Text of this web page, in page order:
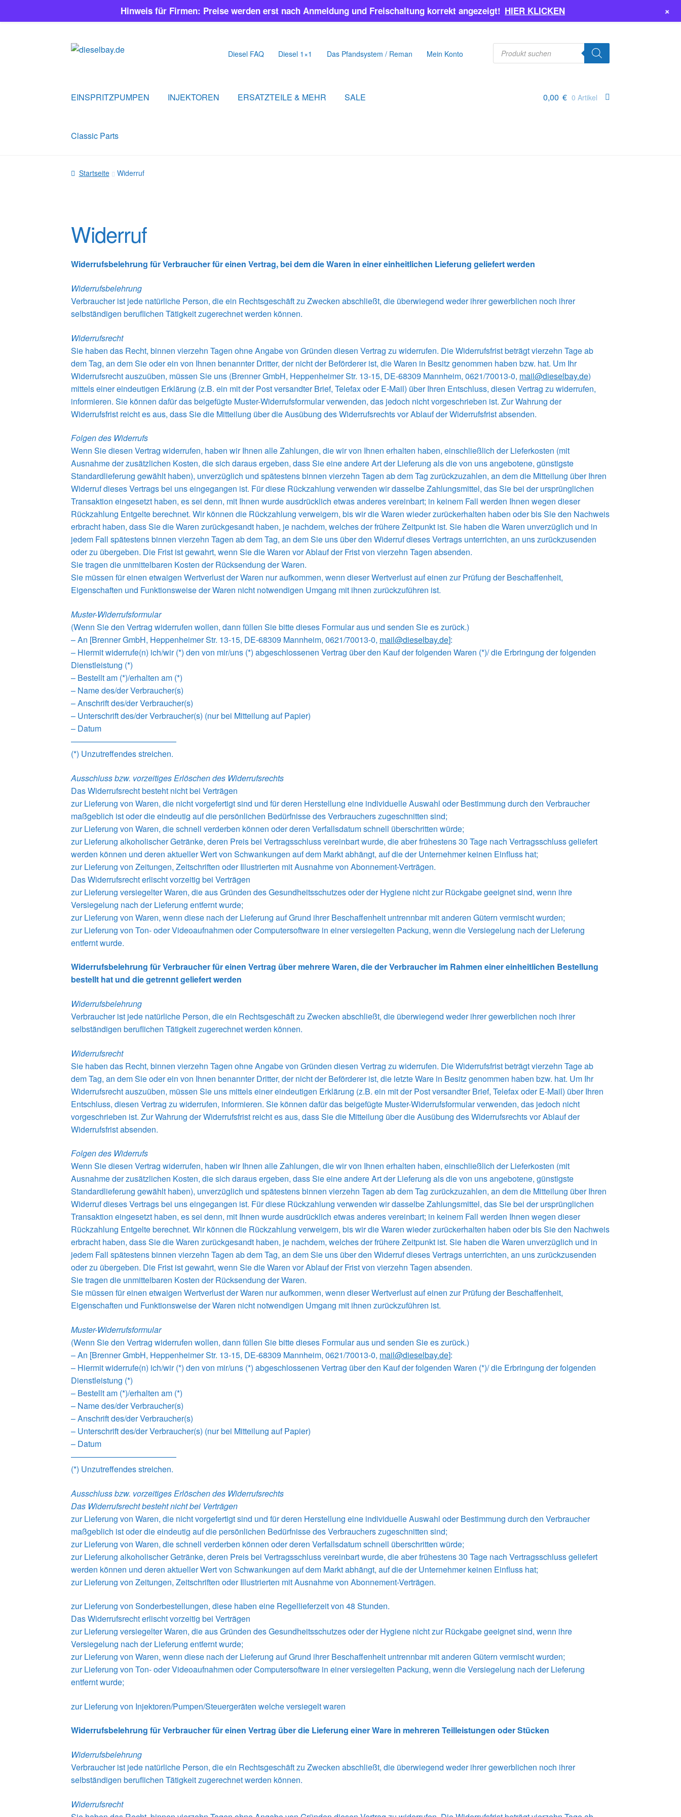
Zur
Zum
Diesel FAQ Diesel 1×1 Das Pfandsystem / Reman Mein Konto
Products
search
EINSPRITZPUMPEN INJEKTOREN ERSATZTEILE & MEHR SALE
Classic Parts
0,00 € 0 Artikel
Startseite Widerruf
Widerruf
Widerrufsbelehrung für Verbraucher für einen Vertrag, bei dem die Waren in einer einheitlichen Lieferung geliefert werden
Widerrufsbelehrung
Verbraucher ist jede natürliche Person, die ein Rechtsgeschäft zu Zwecken abschließt, die überwiegend weder ihrer gewerblichen noch ihrer
selbständigen beruflichen Tätigkeit zugerechnet werden können.
Widerrufsrecht
Sie haben das Recht, binnen vierzehn Tagen ohne Angabe von Gründen diesen Vertrag zu widerrufen. Die Widerrufsfrist beträgt vierzehn Tage ab
dem Tag, an dem Sie oder ein von Ihnen benannter Dritter, der nicht der Beförderer ist, die Waren in Besitz genommen haben bzw. hat. Um Ihr
Widerrufsrecht auszuüben, müssen Sie uns (Brenner GmbH, Heppenheimer Str. 13-15, DE-68309 Mannheim, 0621/70013-0, mail@dieselbay.de)
mittels einer eindeutigen Erklärung (z.B. ein mit der Post versandter Brief, Telefax oder E-Mail) über Ihren Entschluss, diesen Vertrag zu widerrufen,
informieren. Sie können dafür das beigefügte Muster-Widerrufsformular verwenden, das jedoch nicht vorgeschrieben ist. Zur Wahrung der
Widerrufsfrist reicht es aus, dass Sie die Mitteilung über die Ausübung des Widerrufsrechts vor Ablauf der Widerrufsfrist absenden.
Folgen des Widerrufs
Wenn Sie diesen Vertrag widerrufen, haben wir Ihnen alle Zahlungen, die wir von Ihnen erhalten haben, einschließlich der Lieferkosten (mit
Ausnahme der zusätzlichen Kosten, die sich daraus ergeben, dass Sie eine andere Art der Lieferung als die von uns angebotene, günstigste
Standardlieferung gewählt haben), unverzüglich und spätestens binnen vierzehn Tagen ab dem Tag zurückzuzahlen, an dem die Mitteilung über Ihren
Widerruf dieses Vertrags bei uns eingegangen ist. Für diese Rückzahlung verwenden wir dasselbe Zahlungsmittel, das Sie bei der ursprünglichen
Transaktion eingesetzt haben, es sei denn, mit Ihnen wurde ausdrücklich etwas anderes vereinbart; in keinem Fall werden Ihnen wegen dieser
Rückzahlung Entgelte berechnet. Wir können die Rückzahlung verweigern, bis wir die Waren wieder zurückerhalten haben oder bis Sie den Nachweis
erbracht haben, dass Sie die Waren zurückgesandt haben, je nachdem, welches der frühere Zeitpunkt ist. Sie haben die Waren unverzüglich und in
jedem Fall spätestens binnen vierzehn Tagen ab dem Tag, an dem Sie uns über den Widerruf dieses Vertrags unterrichten, an uns zurückzusenden
oder zu übergeben. Die Frist ist gewahrt, wenn Sie die Waren vor Ablauf der Frist von vierzehn Tagen absenden.
Sie tragen die unmittelbaren Kosten der Rücksendung der Waren.
Sie müssen für einen etwaigen Wertverlust der Waren nur aufkommen, wenn dieser Wertverlust auf einen zur Prüfung der Beschaffenheit,
Eigenschaften und Funktionsweise der Waren nicht notwendigen Umgang mit ihnen zurückzuführen ist.
Muster-Widerrufsformular
(Wenn Sie den Vertrag widerrufen wollen, dann füllen Sie bitte dieses Formular aus und senden Sie es zurück.)
– An [Brenner GmbH, Heppenheimer Str. 13-15, DE-68309 Mannheim, 0621/70013-0, mail@dieselbay.de]:
– Hiermit widerrufe(n) ich/wir (*) den von mir/uns (*) abgeschlossenen Vertrag über den Kauf der folgenden Waren (*)/ die Erbringung der folgenden
Dienstleistung (*)
– Bestellt am (*)/erhalten am (*)
– Name des/der Verbraucher(s)
– Anschrift des/der Verbraucher(s)
– Unterschrift des/der Verbraucher(s) (nur bei Mitteilung auf Papier)
– Datum
—————————————
(*) Unzutreffendes streichen.
Ausschluss bzw. vorzeitiges Erlöschen des Widerrufsrechts
Das Widerrufsrecht besteht nicht bei Verträgen
zur Lieferung von Waren, die nicht vorgefertigt sind und für deren Herstellung eine individuelle Auswahl oder Bestimmung durch den Verbraucher
maßgeblich ist oder die eindeutig auf die persönlichen Bedürfnisse des Verbrauchers zugeschnitten sind;
zur Lieferung von Waren, die schnell verderben können oder deren Verfallsdatum schnell überschritten würde;
zur Lieferung alkoholischer Getränke, deren Preis bei Vertragsschluss vereinbart wurde, die aber frühestens 30 Tage nach Vertragsschluss geliefert
werden können und deren aktueller Wert von Schwankungen auf dem Markt abhängt, auf die der Unternehmer keinen Einfluss hat;
zur Lieferung von Zeitungen, Zeitschriften oder Illustrierten mit Ausnahme von Abonnement-Verträgen.
Das Widerrufsrecht erlischt vorzeitig bei Verträgen
zur Lieferung versiegelter Waren, die aus Gründen des Gesundheitsschutzes oder der Hygiene nicht zur Rückgabe geeignet sind, wenn ihre
Versiegelung nach der Lieferung entfernt wurde;
zur Lieferung von Waren, wenn diese nach der Lieferung auf Grund ihrer Beschaffenheit untrennbar mit anderen Gütern vermischt wurden;
zur Lieferung von Ton- oder Videoaufnahmen oder Computersoftware in einer versiegelten Packung, wenn die Versiegelung nach der Lieferung
entfernt wurde.
Widerrufsbelehrung für Verbraucher für einen Vertrag über mehrere Waren, die der Verbraucher im Rahmen einer einheitlichen Bestellung
bestellt hat und die getrennt geliefert werden
Widerrufsbelehrung
Verbraucher ist jede natürliche Person, die ein Rechtsgeschäft zu Zwecken abschließt, die überwiegend weder ihrer gewerblichen noch ihrer
selbständigen beruflichen Tätigkeit zugerechnet werden können.
Widerrufsrecht
Sie haben das Recht, binnen vierzehn Tagen ohne Angabe von Gründen diesen Vertrag zu widerrufen. Die Widerrufsfrist beträgt vierzehn Tage ab
dem Tag, an dem Sie oder ein von Ihnen benannter Dritter, der nicht der Beförderer ist, die letzte Ware in Besitz genommen haben bzw. hat. Um Ihr
Widerrufsrecht auszuüben, müssen Sie uns mittels einer eindeutigen Erklärung (z.B. ein mit der Post versandter Brief, Telefax oder E-Mail) über Ihren
Entschluss, diesen Vertrag zu widerrufen, informieren. Sie können dafür das beigefügte Muster-Widerrufsformular verwenden, das jedoch nicht
vorgeschrieben ist. Zur Wahrung der Widerrufsfrist reicht es aus, dass Sie die Mitteilung über die Ausübung des Widerrufsrechts vor Ablauf der
Widerrufsfrist absenden.
Folgen des Widerrufs
Wenn Sie diesen Vertrag widerrufen, haben wir Ihnen alle Zahlungen, die wir von Ihnen erhalten haben, einschließlich der Lieferkosten (mit
Ausnahme der zusätzlichen Kosten, die sich daraus ergeben, dass Sie eine andere Art der Lieferung als die von uns angebotene, günstigste
Standardlieferung gewählt haben), unverzüglich und spätestens binnen vierzehn Tagen ab dem Tag zurückzuzahlen, an dem die Mitteilung über Ihren
Widerruf dieses Vertrags bei uns eingegangen ist. Für diese Rückzahlung verwenden wir dasselbe Zahlungsmittel, das Sie bei der ursprünglichen
Transaktion eingesetzt haben, es sei denn, mit Ihnen wurde ausdrücklich etwas anderes vereinbart; in keinem Fall werden Ihnen wegen dieser
Rückzahlung Entgelte berechnet. Wir können die Rückzahlung verweigern, bis wir die Waren wieder zurückerhalten haben oder bis Sie den Nachweis
erbracht haben, dass Sie die Waren zurückgesandt haben, je nachdem, welches der frühere Zeitpunkt ist. Sie haben die Waren unverzüglich und in
jedem Fall spätestens binnen vierzehn Tagen ab dem Tag, an dem Sie uns über den Widerruf dieses Vertrags unterrichten, an uns zurückzusenden
oder zu übergeben. Die Frist ist gewahrt, wenn Sie die Waren vor Ablauf der Frist von vierzehn Tagen absenden.
Sie tragen die unmittelbaren Kosten der Rücksendung der Waren.
Sie müssen für einen etwaigen Wertverlust der Waren nur aufkommen, wenn dieser Wertverlust auf einen zur Prüfung der Beschaffenheit,
Eigenschaften und Funktionsweise der Waren nicht notwendigen Umgang mit ihnen zurückzuführen ist.
Muster-Widerrufsformular
(Wenn Sie den Vertrag widerrufen wollen, dann füllen Sie bitte dieses Formular aus und senden Sie es zurück.)
– An [Brenner GmbH, Heppenheimer Str. 13-15, DE-68309 Mannheim, 0621/70013-0, mail@dieselbay.de]:
– Hiermit widerrufe(n) ich/wir (*) den von mir/uns (*) abgeschlossenen Vertrag über den Kauf der folgenden Waren (*)/ die Erbringung der folgenden
Dienstleistung (*)
– Bestellt am (*)/erhalten am (*)
– Name des/der Verbraucher(s)
– Anschrift des/der Verbraucher(s)
– Unterschrift des/der Verbraucher(s) (nur bei Mitteilung auf Papier)
– Datum
—————————————
(*) Unzutreffendes streichen.
Ausschluss bzw. vorzeitiges Erlöschen des Widerrufsrechts
Das Widerrufsrecht besteht nicht bei Verträgen
zur Lieferung von Waren, die nicht vorgefertigt sind und für deren Herstellung eine individuelle Auswahl oder Bestimmung durch den Verbraucher
maßgeblich ist oder die eindeutig auf die persönlichen Bedürfnisse des Verbrauchers zugeschnitten sind;
zur Lieferung von Waren, die schnell verderben können oder deren Verfallsdatum schnell überschritten würde;
zur Lieferung alkoholischer Getränke, deren Preis bei Vertragsschluss vereinbart wurde, die aber frühestens 30 Tage nach Vertragsschluss geliefert
werden können und deren aktueller Wert von Schwankungen auf dem Markt abhängt, auf die der Unternehmer keinen Einfluss hat;
zur Lieferung von Zeitungen, Zeitschriften oder Illustrierten mit Ausnahme von Abonnement-Verträgen.
zur Lieferung von Sonderbestellungen, diese haben eine Regellieferzeit von 48 Stunden.
Das Widerrufsrecht erlischt vorzeitig bei Verträgen
zur Lieferung versiegelter Waren, die aus Gründen des Gesundheitsschutzes oder der Hygiene nicht zur Rückgabe geeignet sind, wenn ihre
Versiegelung nach der Lieferung entfernt wurde;
zur Lieferung von Waren, wenn diese nach der Lieferung auf Grund ihrer Beschaffenheit untrennbar mit anderen Gütern vermischt wurden;
zur Lieferung von Ton- oder Videoaufnahmen oder Computersoftware in einer versiegelten Packung, wenn die Versiegelung nach der Lieferung
entfernt wurde;
zur Lieferung von Injektoren/Pumpen/Steuergeräten welche versiegelt waren
Widerrufsbelehrung für Verbraucher für einen Vertrag über die Lieferung einer Ware in mehreren Teilleistungen oder Stücken
Widerrufsbelehrung
Verbraucher ist jede natürliche Person, die ein Rechtsgeschäft zu Zwecken abschließt, die überwiegend weder ihrer gewerblichen noch ihrer
selbständigen beruflichen Tätigkeit zugerechnet werden können.
Widerrufsrecht
Hinweis für Firmen: Preise werden erst nach Anmeldung und Freischaltung korrekt angezeigt! HIER KLICKEN +